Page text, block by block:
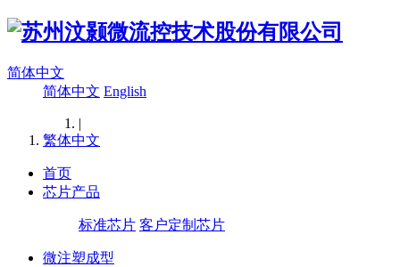
简体中文
简体中文 English
|
繁体中文
首页
芯片产品
标准芯片 客户定制芯片
微注塑成型